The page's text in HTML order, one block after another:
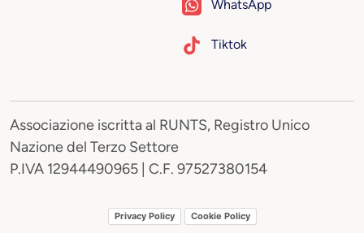
WhatsApp
Tiktok
Associazione iscritta al RUNTS, Registro Unico
Nazione del Terzo Settore
P.IVA 12944490965 | C.F. 97527380154
Privacy Policy Cookie Policy